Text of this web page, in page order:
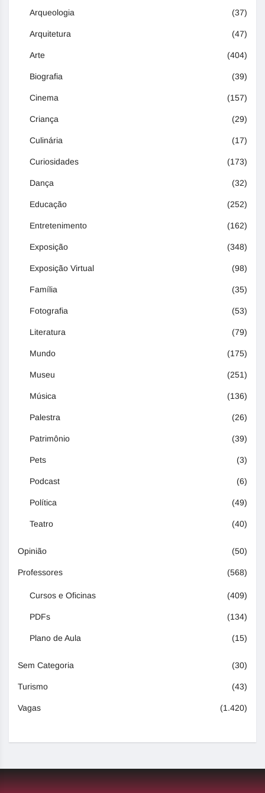
Arqueologia (37)
Arquitetura (47)
Arte (404)
Biografia (39)
Cinema (157)
Criança (29)
Culinária (17)
Curiosidades (173)
Dança (32)
Educação (252)
Entretenimento (162)
Exposição (348)
Exposição Virtual (98)
Família (35)
Fotografia (53)
Literatura (79)
Mundo (175)
Museu (251)
Música (136)
Palestra (26)
Patrimônio (39)
Pets (3)
Podcast (6)
Política (49)
Teatro (40)
Opinião (50)
Professores (568)
Cursos e Oficinas (409)
PDFs (134)
Plano de Aula (15)
Sem Categoria (30)
Turismo (43)
Vagas (1.420)